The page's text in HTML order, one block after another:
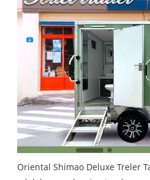
Oriental Shimao Deluxe Treler